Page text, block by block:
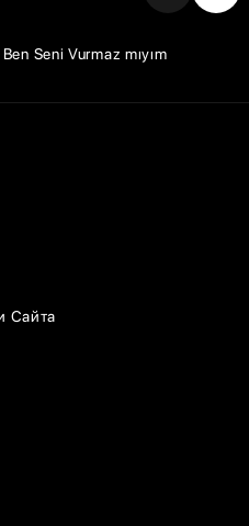
Ben Seni Vurmaz mıyım
Сайта